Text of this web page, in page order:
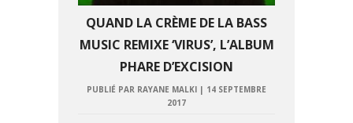
QUAND LA CRÈME DE LA BASS
MUSIC REMIXE ‘VIRUS’, L’ALBUM
PHARE D’EXCISION
PUBLIÉ PAR RAYANE MALKI | 14 SEPTEMBRE
2017